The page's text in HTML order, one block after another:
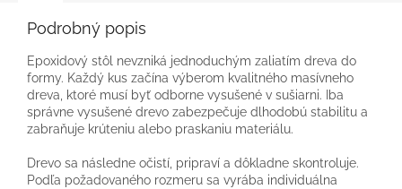
Podrobný popis
Epoxidový stôl nevzniká jednoduchým zaliatím dreva do
formy. Každý kus začína výberom kvalitného masívneho
dreva, ktoré musí byť odborne vysušené v sušiarni. Iba
správne vysušené drevo zabezpečuje dlhodobú stabilitu a
zabraňuje krúteniu alebo praskaniu materiálu.
Drevo sa následne očistí, pripraví a dôkladne skontroluje.
Podľa požadovaného rozmeru sa vyrába individuálna